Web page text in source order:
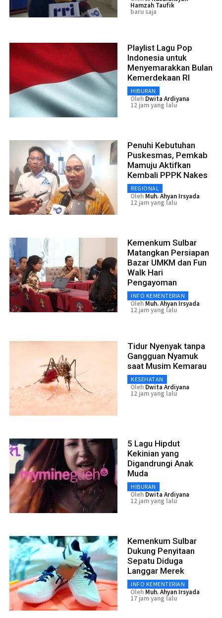
Hamzah Taufik
baru saja
Playlist Lagu Pop
Indonesia untuk
Menyemarakkan Bulan
Kemerdekaan RI
HIBURAN
Oleh Dwita Ardiyana
12 jam yang lalu
Penuhi Kebutuhan
Puskesmas, Pemkab
Mamuju Aktifkan
Kembali PPPK Nakes
REGIONAL
Oleh Muh. Ahyan Irsyada
12 jam yang lalu
Kemenkum Sulbar
Matangkan Persiapan
Bazar UMKM dan Fun
Walk Hari
Pengayoman
INFO KEMENTERIAN
Oleh Muh. Ahyan Irsyada
12 jam yang lalu
Tidur Nyenyak tanpa
Gangguan Nyamuk
saat Musim Kemarau
KESEHATAN
Oleh Dwita Ardiyana
12 jam yang lalu
5 Lagu Hipdut
Kekinian yang
Digandrungi Anak
Muda
HIBURAN
Oleh Dwita Ardiyana
12 jam yang lalu
Kemenkum Sulbar
Dukung Penyitaan
Sepatu Diduga
Langgar Merek
INFO KEMENTERIAN
Oleh Muh. Ahyan Irsyada
17 jam yang lalu